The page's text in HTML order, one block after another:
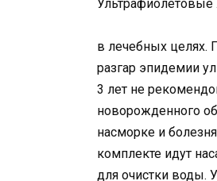
в лечебных целях.
разгар эпидемии
3 лет не
новорожденного
насморке и
комплекте идут
для очистки воды.